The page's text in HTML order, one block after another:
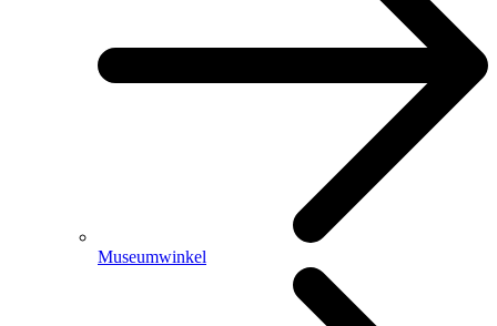
Museumwinkel